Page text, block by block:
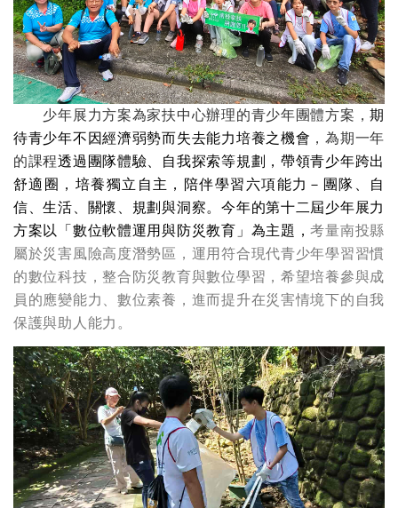
少年展力方案為家扶中心辦理的青少年團體方案，期
待青少年不因經濟弱勢而失去能力培養之機會 ，為期一年
的課程透過團隊體驗、自我探索等規劃，帶領青少年跨出
舒適圈，培養獨立自主，陪伴學習六項能力－團隊、自
信、生活、關懷、規劃與洞察。今年的第十二屆少年展力
方案以「數位軟體運用與防災教育」為主題，考量南投縣
屬於災害風險高度潛勢區，運用符合現代青少年學習習慣
的數位科技，整合防災教育與數位學習，希望培養參與成
員的應變能力、數位素養，進而提升在災害情境下的自我
保護與助人能力。